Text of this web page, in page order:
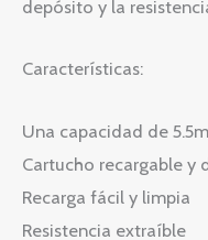
depósito y la
Características:
Una capacidad de
Cartucho recargable y
Recarga fácil y limpia
Resistencia extraíble